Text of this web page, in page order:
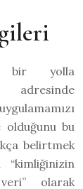
bir yolla
adresinde
bu
belirtmek
olarak